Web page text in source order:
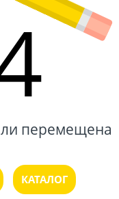
перемещена
КАТАЛОГ